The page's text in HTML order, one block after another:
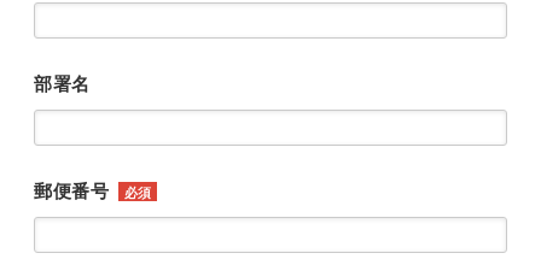
部署名
郵便番号 必須